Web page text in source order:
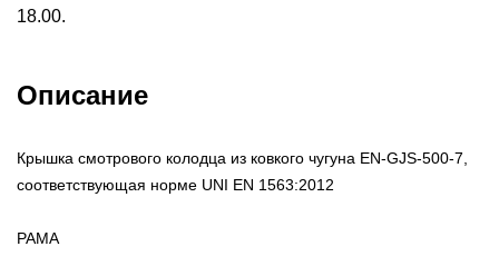
18.00.
Описание
Крышка смотрового колодца из ковкого чугуна EN-GJS-500-7,
соответствующая норме UNI EN 1563:2012
РАМА